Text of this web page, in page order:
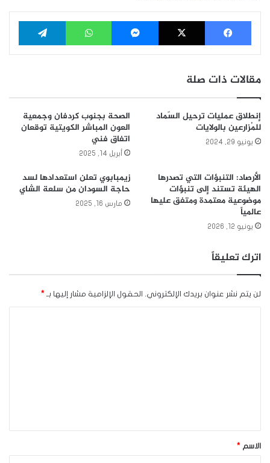
فيسبوك ‫X ماسنجر واتساب
مقالات ذات صلة
إنطلاق عمليات ترحيل السّماد
للمُزارعين بالولايات
يونيو 29, 2024
الصحة بجنوب كردفان وجمعية
العون المباشر الكويتية توقعان
اتفاق فني
أبريل 14, 2025
الأرصاد: التنبؤات التي تصدرها
الهيئة تستند إلى تنبؤات
موضوعية معتمدة ومتفق عليها
عالمياً
يونيو 12, 2026
زيمبابوي تعلن استعدادها لسد
حاجة السودان من سلعة الشاي
مارس 16, 2025
اترك تعليقاً
لن يتم نشر عنوان بريدك الإلكتروني. الحقول الإلزامية مشار إليها بـ *
*الاسم *